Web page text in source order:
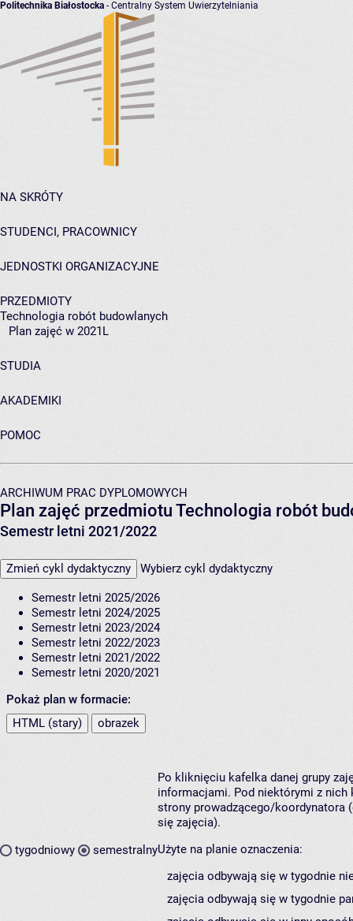
Politechnika Białostocka - Centralny System Uwierzytelniania
NA SKRÓTY
STUDENCI, PRACOWNICY
JEDNOSTKI ORGANIZACYJNE
PRZEDMIOTY
Technologia robót budowlanych
Plan zajęć w 2021L
STUDIA
AKADEMIKI
POMOC
ARCHIWUM PRAC DYPLOMOWYCH
Plan zajęć przedmiotu Technologia robót
Semestr letni 2021/2022
Zmień cykl dydaktyczny Wybierz cykl dydaktyczny
Semestr letni 2025/2026
Semestr letni 2024/2025
Semestr letni 2023/2024
Semestr letni 2022/2023
Semestr letni 2021/2022
Semestr letni 2020/2021
Pokaż plan w formacie:
HTML (stary)
obrazek
tygodniowy semestralny
Po kliknięciu kafelka danej grupy
informacjami. Pod niektórymi z nich
strony prowadzącego/koordynatora
się zajęcia).
Użyte na planie oznaczenia:
zajęcia odbywają się w tygodnie
zajęcia odbywają się w tygodnie